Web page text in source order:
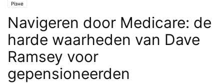
Різне
Navigeren door Medicare: de
harde waarheden van Dave
Ramsey voor
gepensioneerden